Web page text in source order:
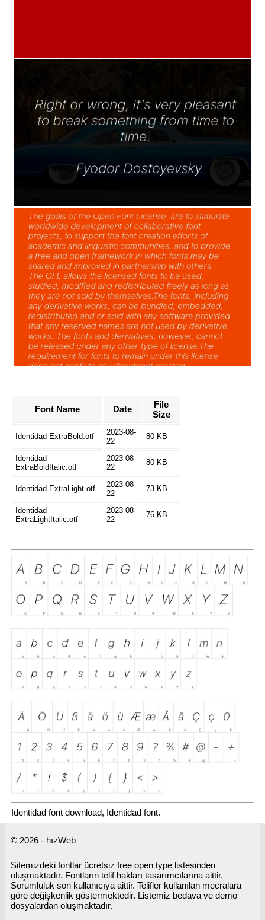
Font Name Date
File
Size
Identidad-ExtraBold.otf
2023-08-
22
80 KB
Identidad-
ExtraBoldItalic.otf
2023-08-
22
80 KB
Identidad-ExtraLight.otf
2023-08-
22
73 KB
Identidad-
ExtraLightItalic.otf
2023-08-
22
76 KB
Identidad font download, Identidad font.
© 2026 - hızWeb
Sitemizdeki fontlar ücretsiz free open type listesinden
oluşmaktadır. Fontların telif hakları tasarımcılarına aittir.
Sorumluluk son kullanıcıya aittir. Telifler kullanılan mecralara
göre değişkenlik göstermektedir. Listemiz bedava ve demo
dosyalardan oluşmaktadır.